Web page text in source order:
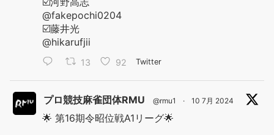
@fakepochi0204
☑️藤井光
@hikarufjii
13 92 Twitter
プロ競技麻雀団体RMU @rmu1 · 10 7月 2024
🌟 第16期令昭位戦A1リーグ🌟